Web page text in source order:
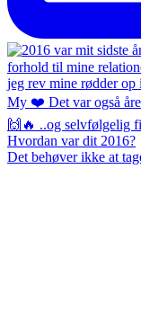
Det behøver ikke at